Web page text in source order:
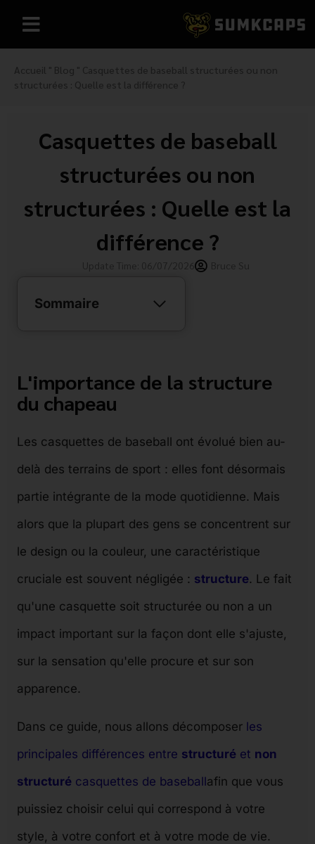
Accueil " Blog " Casquettes de baseball structurées ou non
structurées : Quelle est la différence ?
Casquettes de baseball
structurées ou non
structurées : Quelle est la
différence ?
Sommaire
L'importance de la structure
du chapeau
Les casquettes de baseball ont évolué bien au-
delà des terrains de sport : elles font désormais
partie intégrante de la mode quotidienne. Mais
alors que la plupart des gens se concentrent sur
le design ou la couleur, une caractéristique
cruciale est souvent négligée : structure. Le fait
qu'une casquette soit structurée ou non a un
impact important sur la façon dont elle s'ajuste,
sur la sensation qu'elle procure et sur son
apparence.
Dans ce guide, nous allons décomposer les
principales différences entre structuré et non
structuré casquettes de baseballafin que vous
puissiez choisir celui qui correspond à votre
style, à votre confort et à votre mode de vie.